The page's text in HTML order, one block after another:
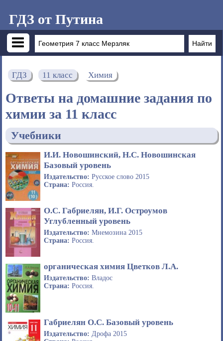
ГДЗ от Путина
ГДЗ 11 класс Химия
Ответы на домашние задания по
химии за 11 класс
Учебники
И.И. Новошинский, Н.С. Новошинская
Базовый уровень
Издательство: Русское слово 2015
Страна: Россия.
О.С. Габриелян, И.Г. Остроумов
Углубленный уровень
Издательство: Мнемозина 2015
Страна: Россия.
органическая химия Цветков Л.А.
Издательство: Владос
Страна: Россия.
Габриелян О.С. Базовый уровень
Издательство: Дрофа 2015